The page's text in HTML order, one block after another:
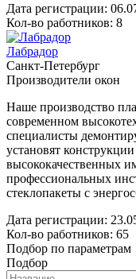
Дата регистрации:
Кол-во работников: 8
Лабрадор
Санкт-Петербург
Производители окон
Наше производство
современном
специалисты
установят
высококачественных
профессиональных
стеклопакеты с
Дата регистрации:
Кол-во работников: 65
Подбор по параметрам
Подбор